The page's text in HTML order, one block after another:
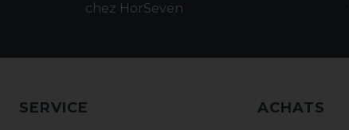
chez HorSeven
SERVICE ACHATS